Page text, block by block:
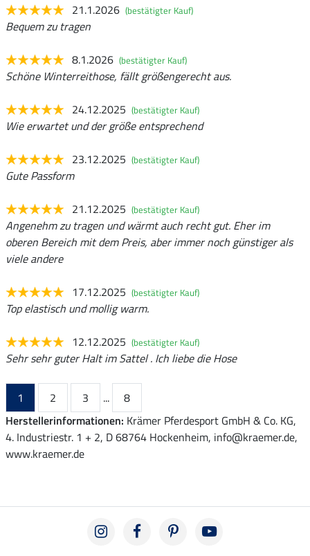
21.1.2026 (bestätigter Kauf)
Bequem zu tragen
8.1.2026 (bestätigter Kauf)
Schöne Winterreithose, fällt größengerecht aus.
24.12.2025 (bestätigter Kauf)
Wie erwartet und der größe entsprechend
23.12.2025 (bestätigter Kauf)
Gute Passform
21.12.2025 (bestätigter Kauf)
Angenehm zu tragen und wärmt auch recht gut. Eher im
oberen Bereich mit dem Preis, aber immer noch günstiger als
viele andere
17.12.2025 (bestätigter Kauf)
Top elastisch und mollig warm.
12.12.2025 (bestätigter Kauf)
Sehr sehr guter Halt im Sattel . Ich liebe die Hose
1 2 3 ...
8
Herstellerinformationen: Krämer Pferdesport GmbH & Co. KG,
4. Industriestr. 1 + 2, D 68764 Hockenheim, info@kraemer.de,
www.kraemer.de